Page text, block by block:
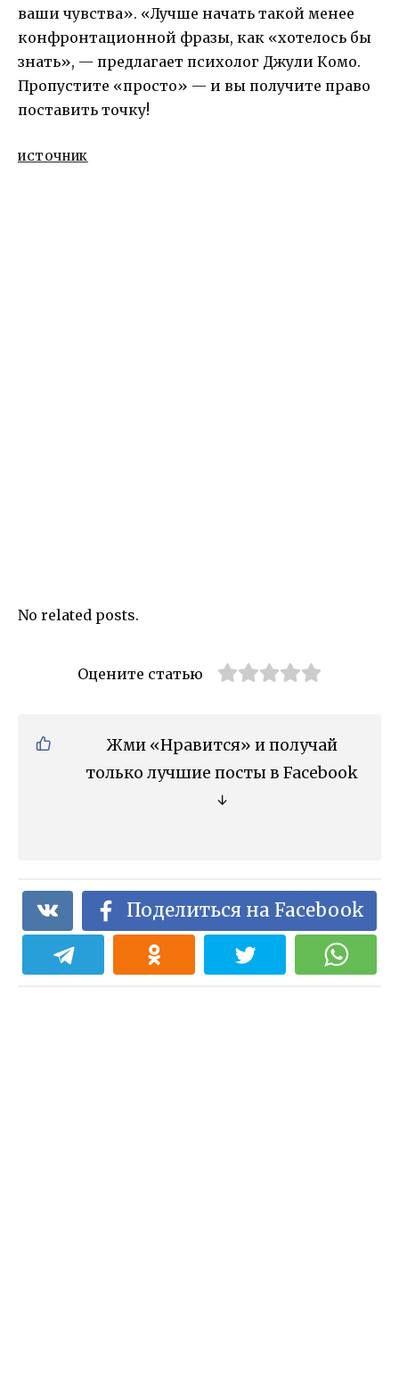
ваши чувства». «Лучше начать такой менее
конфронтационной фразы, как «хотелось бы
знать», — предлагает психолог Джули Комо.
Пропустите «просто» — и вы получите право
поставить точку!
ИСТОЧНИК
No related posts.
Оцените статью
Жми «Нравится» и получай
только лучшие посты в Facebook
↓
Поделиться на Facebook